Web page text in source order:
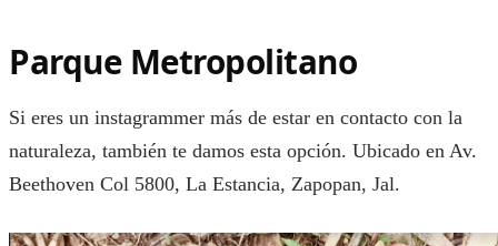
Parque Metropolitano
Si eres un instagrammer más de estar en contacto con la
naturaleza, también te damos esta opción. Ubicado en Av.
Beethoven Col 5800, La Estancia, Zapopan, Jal.